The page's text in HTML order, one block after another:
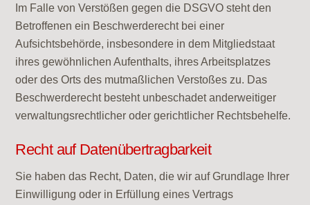
Im Falle von Verstößen gegen die DSGVO steht den
Betroffenen ein Beschwerderecht bei einer
Aufsichtsbehörde, insbesondere in dem Mitgliedstaat
ihres gewöhnlichen Aufenthalts, ihres Arbeitsplatzes
oder des Orts des mutmaßlichen Verstoßes zu. Das
Beschwerderecht besteht unbeschadet anderweitiger
verwaltungsrechtlicher oder gerichtlicher Rechtsbehelfe.
Recht auf Datenübertragbarkeit
Sie haben das Recht, Daten, die wir auf Grundlage Ihrer
Einwilligung oder in Erfüllung eines Vertrags